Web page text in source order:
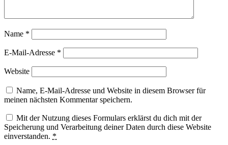
Name *
E-Mail-Adresse *
Website
Name, E-Mail-Adresse und Website in diesem Browser für
meinen nächsten Kommentar speichern.
Mit der Nutzung dieses Formulars erklärst du dich mit der
Speicherung und Verarbeitung deiner Daten durch diese Website
einverstanden. *